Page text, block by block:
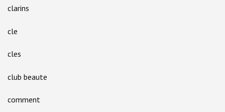
clarins
cle
cles
club beaute
comment